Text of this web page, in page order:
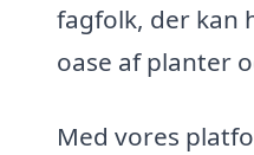
fagfolk, der kan
oase af planter
Med vores